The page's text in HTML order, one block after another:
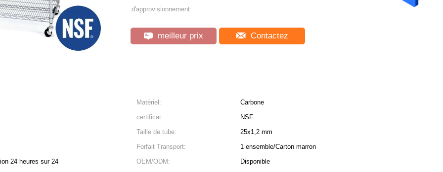
d'approvisionnement:
meilleur prix Contactez
Matériel:
Carbone
certificat:
NSF
Taille de tube:
25x1,2 mm
Forfait Transport:
1 ensemble/Carton marron
24 heures sur 24
OEM/ODM: Disponible